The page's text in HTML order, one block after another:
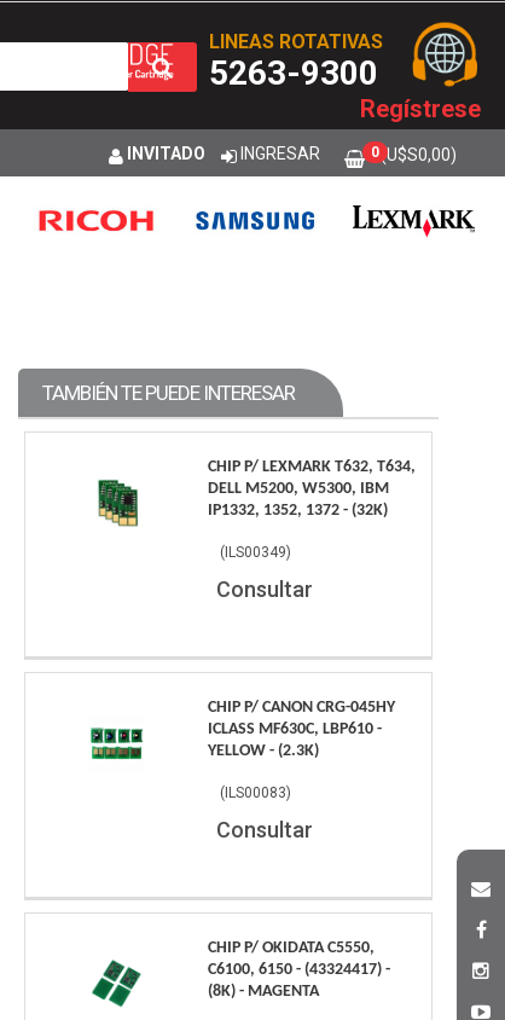
INVITADO INGRESAR 0 (U$S0,00)
LINEAS ROTATIVAS
5263-9300
Regístrese
TAMBIÉN TE PUEDE INTERESAR
CHIP P/ LEXMARK T632, T634,
DELL M5200, W5300, IBM
IP1332, 1352, 1372 - (32K)
( ILS00349)
Consultar
CHIP P/ CANON CRG-045HY
ICLASS MF630C, LBP610 -
YELLOW - (2.3K)
( ILS00083)
Consultar
CHIP P/ OKIDATA C5550,
C6100, 6150 - (43324417) -
(8K) - MAGENTA